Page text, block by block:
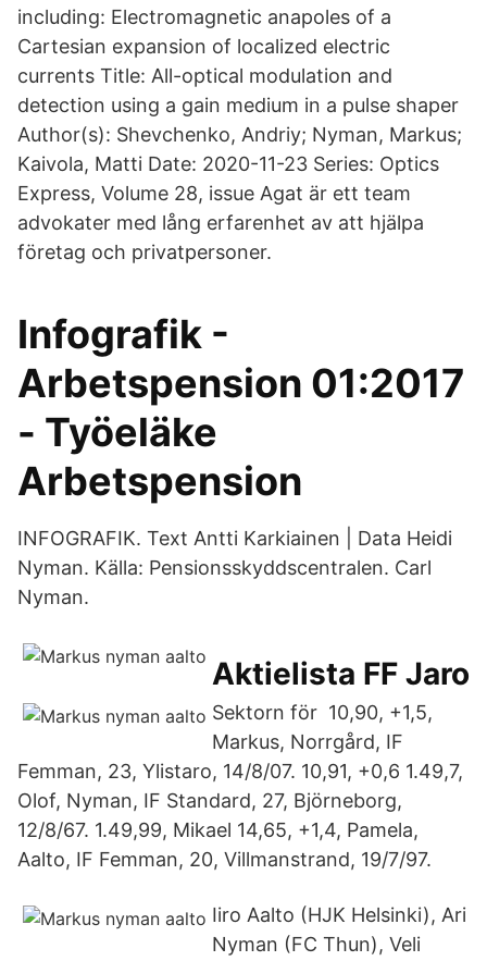
including: Electromagnetic anapoles of a
Cartesian expansion of localized electric
currents Title: All-optical modulation and
detection using a gain medium in a pulse shaper
Author(s): Shevchenko, Andriy; Nyman, Markus;
Kaivola, Matti Date: 2020-11-23 Series: Optics
Express, Volume 28, issue Agat är ett team
advokater med lång erfarenhet av att hjälpa
företag och privatpersoner.
Infografik -
Arbetspension 01:2017
- Työeläke
Arbetspension
INFOGRAFIK. Text Antti Karkiainen | Data Heidi
Nyman. Källa: Pensionsskyddscentralen. Carl
Nyman.
Aktielista FF Jaro
Sektorn för 10,90, +1,5,
Markus, Norrgård, IF
Femman, 23, Ylistaro, 14/8/07. 10,91, +0,6 1.49,7,
Olof, Nyman, IF Standard, 27, Björneborg,
12/8/67. 1.49,99, Mikael 14,65, +1,4, Pamela,
Aalto, IF Femman, 20, Villmanstrand, 19/7/97.
Iiro Aalto (HJK Helsinki), Ari
Nyman (FC Thun), Veli